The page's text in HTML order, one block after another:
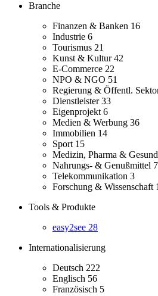
Branche
Finanzen & Banken 16
Industrie 6
Tourismus 21
Kunst & Kultur42
E-Commerce 22
NPO & NGO 51
Regierung & Öffentl.
Dienstleister33
Eigenprojekt 6
Medien & Werbung 36
Immobilien 14
Sport 15
Medizin, Pharma &
Nahrungs- & Genußmittel 7
Telekommunikation 3
Forschung & Wissenschaft 1
Tools & Produkte
easy2see 28
Internationalisierung
Deutsch 222
Englisch 56
Französisch 5